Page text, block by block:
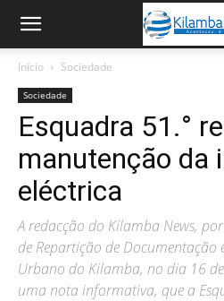
Início Sociedade
Sociedade
Esquadra 51.°
manutenção da
eléctrica
A redacção do Kilamba News,
de Repartição de
Urbano do Kilamba, no dia 16
uma nota informativa, que a